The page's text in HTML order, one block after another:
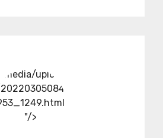
../media/upload
"/>